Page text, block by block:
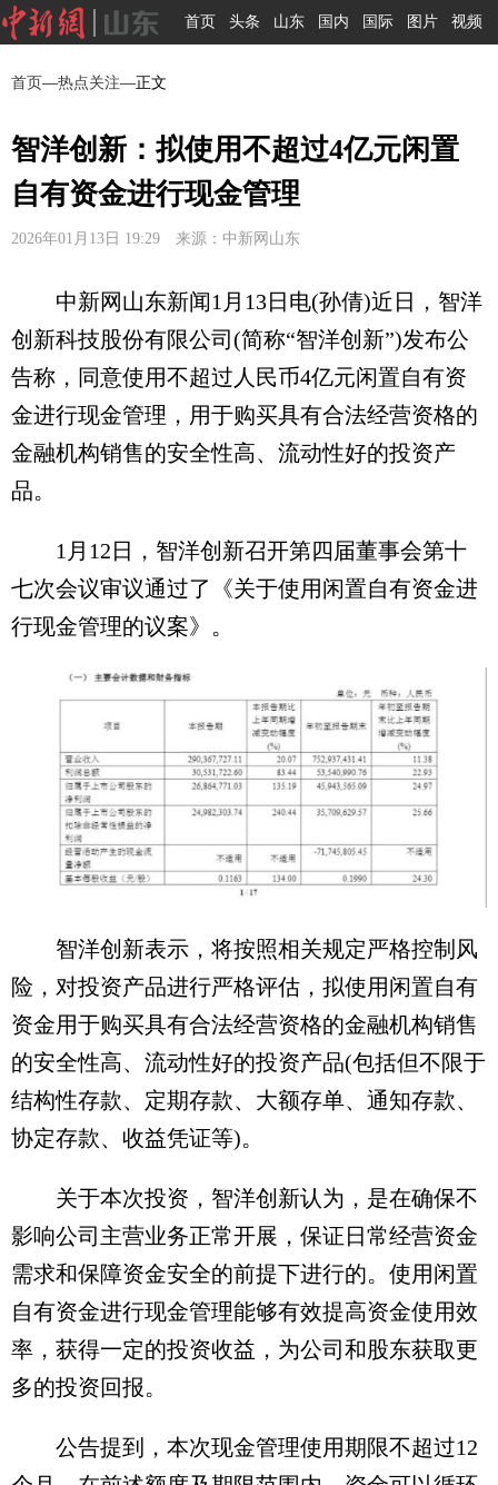
首页 头条 山东 国内 国际 图片 视频
首页—热点关注—正文
智洋创新：拟使用不超过4亿元闲置
自有资金进行现金管理
2026年01月13日 19:29 来源：中新网山东
中新网山东新闻1月13日电(孙倩)近日，智洋
创新科技股份有限公司(简称“智洋创新”)发布公
告称，同意使用不超过人民币4亿元闲置自有资
金进行现金管理，用于购买具有合法经营资格的
金融机构销售的安全性高、流动性好的投资产
品。
1月12日，智洋创新召开第四届董事会第十
七次会议审议通过了《关于使用闲置自有资金进
行现金管理的议案》。
智洋创新表示，将按照相关规定严格控制风
险，对投资产品进行严格评估，拟使用闲置自有
资金用于购买具有合法经营资格的金融机构销售
的安全性高、流动性好的投资产品(包括但不限于
结构性存款、定期存款、大额存单、通知存款、
协定存款、收益凭证等)。
关于本次投资，智洋创新认为，是在确保不
影响公司主营业务正常开展，保证日常经营资金
需求和保障资金安全的前提下进行的。使用闲置
自有资金进行现金管理能够有效提高资金使用效
率，获得一定的投资收益，为公司和股东获取更
多的投资回报。
公告提到，本次现金管理使用期限不超过12